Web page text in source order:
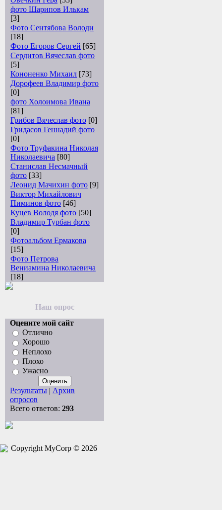
фото Шарипов Илькам
[3]
Фото Сентябова Володи
[18]
Фото Егоров Сергей [65]
Сердитов Вячеслав фото
[5]
Кононенко Михаил [73]
Дорофеев Владимир фото
[0]
фото Холоимова Ивана
[81]
Грибов Вячеслав фото [0]
Гридасов Геннадий фото
[0]
Фото Труфакина Николая
Николаевича [80]
Станислав Несмачный
фото [33]
Леонид Мачихин фото [9]
Виктор Михайлович
Пиминов фото [46]
Куцев Володя фото [50]
Владимир Турбан фото
[0]
Фотоальбом Ермакова
[15]
Фото Петрова
Вениамина Николаевича
[18]
Наш опрос
Оцените мой сайт
Отлично
Хорошо
Неплохо
Плохо
Ужасно
Результаты | Архив
опросов
Всего ответов: 293
Copyright MyCorp © 2026